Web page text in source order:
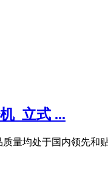
_立式 ...
量均处于国内领先